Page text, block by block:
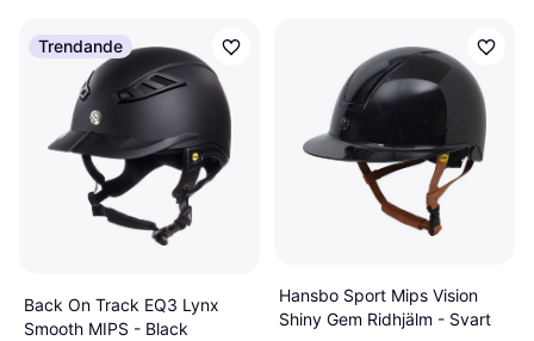
Trendande
Back On Track EQ3 Lynx
Smooth MIPS - Black
Hansbo Sport Mips Vision
Shiny Gem Ridhjälm - Svart